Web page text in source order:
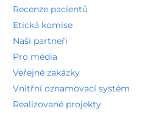
Recenze pacientů
Etická komise
Naši partneři
Pro média
Veřejné zakázky
Vnitřní oznamovací systém
Realizované projekty